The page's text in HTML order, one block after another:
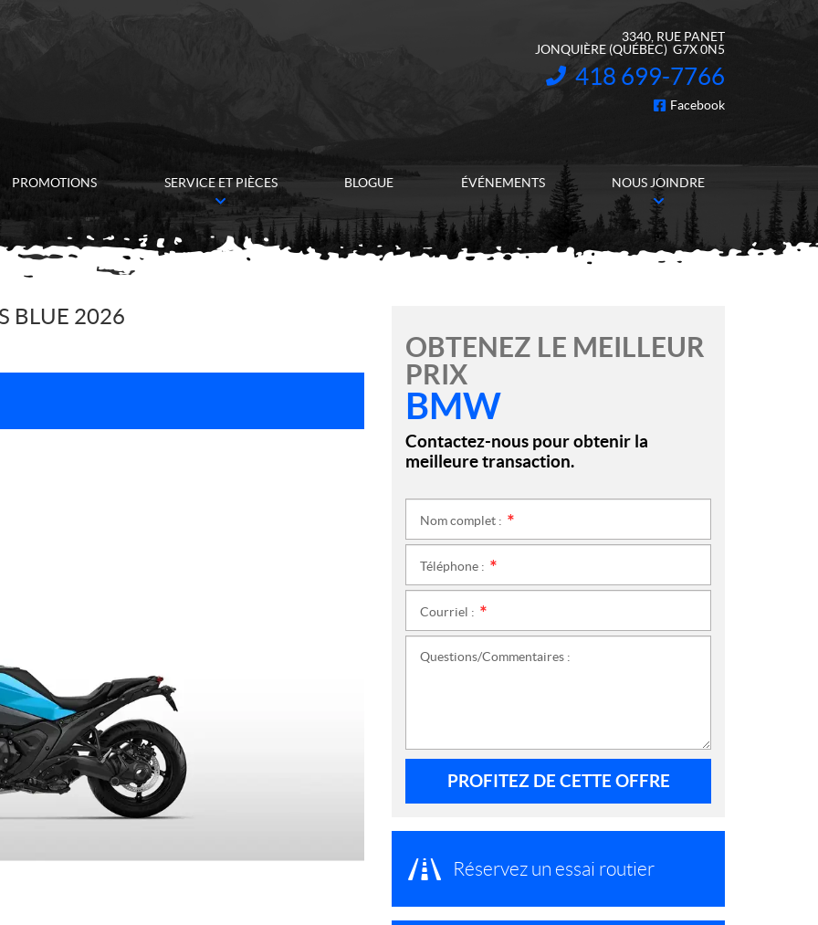
3340, RUE PANET
JONQUIÈRE (QUÉBEC) G7X 0N5
INFORMATION :
418 699-7766
SUIVEZ-NOUS
Facebook
PROMOTIONS SERVICE ET PIÈCES BLOGUE ÉVÉNEMENTS NOUS JOINDRE
BLUE 2026
OBTENEZ LE MEILLEUR
PRIX
BMW
Contactez-nous pour obtenir la
meilleure transaction.
Nom complet :
Téléphone :
Courriel :
Questions/Commentaires :
PROFITEZ DE CETTE OFFRE
Réservez un essai routier